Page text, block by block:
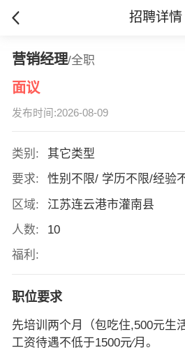
招聘详情
营销经理/全职
面议
发布时间:2026-08-09
类别:
其它类型
要求:
性别不限/ 学历不限/经验
区域:
江苏连云港市灌南县
人数:
10
福利:
职位要求
先培训两个月（包吃住,500元生
工资待遇不低于1500元∕月。